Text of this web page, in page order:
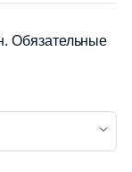
Обязательные